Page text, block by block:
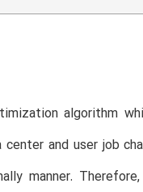
algorithm
and user job
manner.